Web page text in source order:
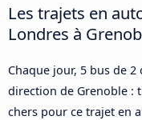
Les trajets en
Londres à
Chaque jour, 5 bus de
direction de Grenoble :
chers pour ce trajet en